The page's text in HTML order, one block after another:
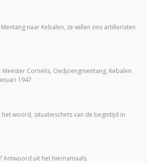
naar Kebalen, ze willen ons artilleristen
Meester Cornelis, Oedjoengmentang, Kebalen
1947
het woord, situatieschets van de begintijd in
Antwoord uit het hiernamaals